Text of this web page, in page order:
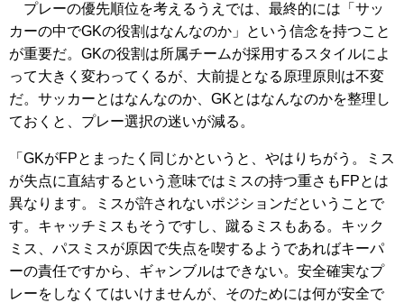
プレーの優先順位を考えるうえでは、最終的には「サッ
カーの中でGKの役割はなんなのか」という信念を持つこと
が重要だ。GKの役割は所属チームが採用するスタイルによ
って大きく変わってくるが、大前提となる原理原則は不変
だ。サッカーとはなんなのか、GKとはなんなのかを整理し
ておくと、プレー選択の迷いが減る。
「GKがFPとまったく同じかというと、やはりちがう。ミス
が失点に直結するという意味ではミスの持つ重さもFPとは
異なります。ミスが許されないポジションだということで
す。キャッチミスもそうですし、蹴るミスもある。キック
ミス、パスミスが原因で失点を喫するようであればキーパ
ーの責任ですから、ギャンブルはできない。安全確実なプ
レーをしなくてはいけませんが、そのためには何が安全で